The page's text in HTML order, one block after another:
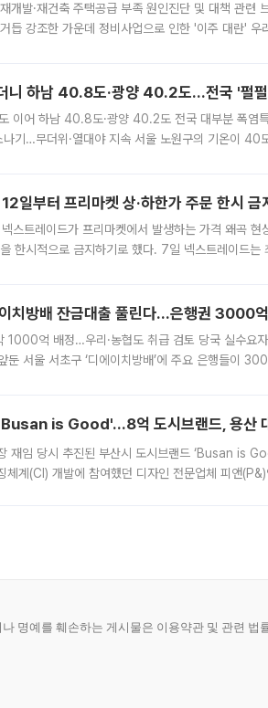
개발·재건축 주택공급 부족 원인진단 및 대책 관련
듭 강조한 가운데 정비사업으로 인한 '이주 대란' 우
니 하남 40.8도·광양 40.2도…전국 '펄
이어 하남 40.8도·광양 40.2도 전국 대부분 폭염
나기…무더위·열대야 지속 서울 노원구의 기온이 40
일부터 프리마켓 상·하한가 주문 한시 금
스트레이드가 프리마켓에서 발생하는 가격 왜곡
한시적으로 금지하기로 했다. 7일 넥스트레이드는
치방배 잔금대출 풀린다…은행권 3000
1000억 배정…우리·농협도 취급 검토 당국 실수요
둔 서울 서초구 ‘디에이치방배’에 주요 은행들이
is Good'…8억 도시브랜드, 용산
재임 당시 추진된 부산시 도시브랜드 ‘Busan is
체계(CI) 개발에 참여했던 디자인 전문업체 피앤